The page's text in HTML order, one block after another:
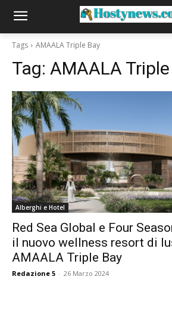
Tags AMAALA Triple Bay
Tag: AMAALA
Alberghi e Hotel
Red Sea Global e Four
il nuovo wellness resort di
AMAALA Triple Bay
Redazione 5 - 26 Marzo 2024